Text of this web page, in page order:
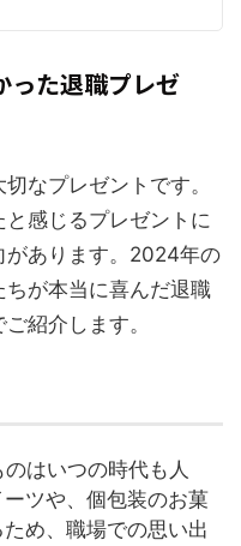
った退職プレゼ
なプレゼントです。
感じるプレゼントに
があります。2024年の
が本当に喜んだ退職
紹介します。
はいつの時代も人
ツや、個包装のお菓
め、職場での思い出